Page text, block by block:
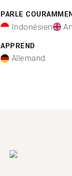
PARLE
Indonésien
APPREND
Allemand